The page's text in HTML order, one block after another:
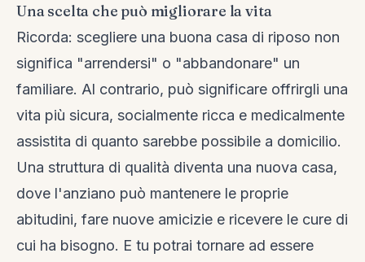
Una scelta che può migliorare la vita
Ricorda: scegliere una buona casa di riposo non
significa "arrendersi" o "abbandonare" un
familiare. Al contrario, può significare offrirgli una
vita più sicura, socialmente ricca e medicalmente
assistita di quanto sarebbe possibile a domicilio.
Una struttura di qualità diventa una nuova casa,
dove l'anziano può mantenere le proprie
abitudini, fare nuove amicizie e ricevere le cure di
cui ha bisogno. E tu potrai tornare ad essere